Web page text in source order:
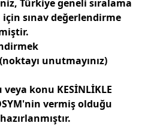
Türkiye geneli sıralama
için sınav değerlendirme
(noktayı unutmayınız)
konu KESİNLİKLE
vermiş olduğu